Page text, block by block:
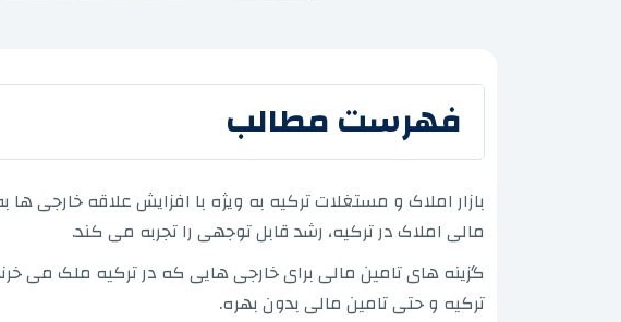
فهرست مطالب
بازار املاک و مستغلات ترکیه به ویژه با افزایش علاقه خارجی
مالی املاک در ترکیه، رشد قابل توجهی را تجربه می کند.
گزینه های تامین مالی برای خارجی هایی که در ترکیه ملک می
ترکیه و حتی تامین مالی بدون بهره.